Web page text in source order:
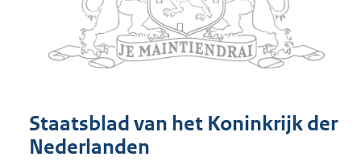
Staatsblad van het Koninkrijk der
Nederlanden